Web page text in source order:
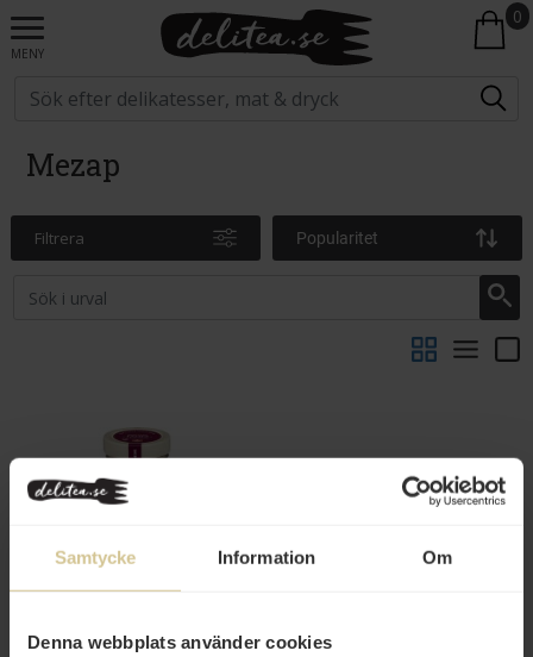
Samtycke Information Om
Denna webbplats använder cookies
MENY
0
Mezap
Filtrera Popularitet